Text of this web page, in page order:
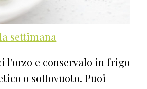
settimana
l'orzo e conservalo in frigo
o sottovuoto. Puoi